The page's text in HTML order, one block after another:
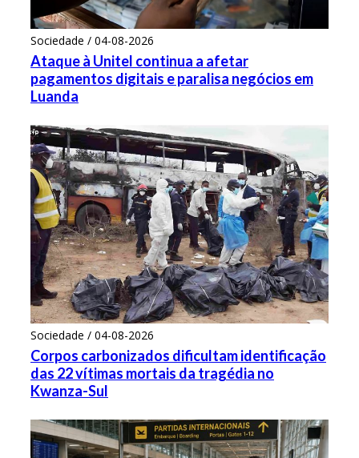
Sociedade / 04-08-2026
Ataque à Unitel continua a afetar
pagamentos digitais e paralisa negócios em
Luanda
Sociedade / 04-08-2026
Corpos carbonizados dificultam identificação
das 22 vítimas mortais da tragédia no
Kwanza-Sul